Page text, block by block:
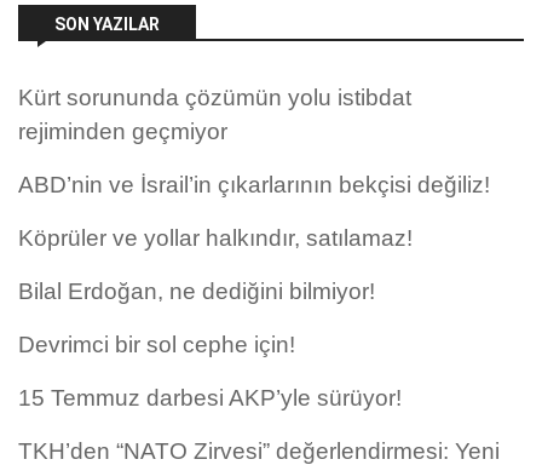
SON YAZILAR
Kürt sorununda çözümün yolu istibdat
rejiminden geçmiyor
ABD’nin ve İsrail’in çıkarlarının bekçisi değiliz!
Köprüler ve yollar halkındır, satılamaz!
Bilal Erdoğan, ne dediğini bilmiyor!
Devrimci bir sol cephe için!
15 Temmuz darbesi AKP’yle sürüyor!
TKH’den “NATO Zirvesi” değerlendirmesi: Yeni